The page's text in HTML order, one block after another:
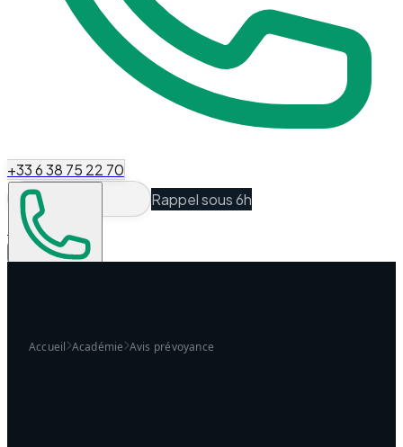
+33 6 38 75 22 70
Rappel sous 6h
Espace Client
Accueil Académie Avis prévoyance